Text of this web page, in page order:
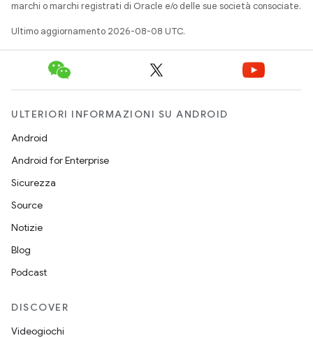
marchi o marchi registrati di Oracle e/o delle sue società consociate.
Ultimo aggiornamento 2026-08-08 UTC.
ULTERIORI INFORMAZIONI SU ANDROID
Android
Android for Enterprise
Sicurezza
Source
Notizie
Blog
Podcast
DISCOVER
Videogiochi